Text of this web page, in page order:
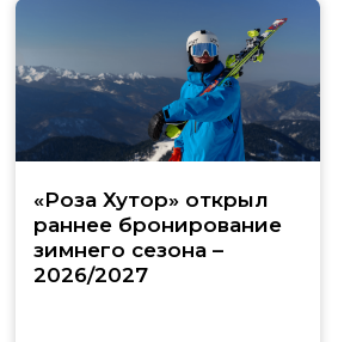
«Роза Хутор» открыл
раннее бронирование
зимнего сезона –
2026/2027